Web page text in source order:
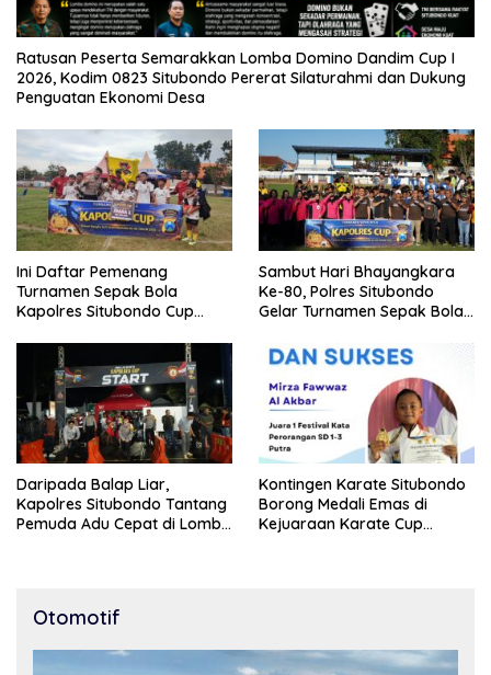
Ratusan Peserta Semarakkan Lomba Domino Dandim Cup I
2026, Kodim 0823 Situbondo Pererat Silaturahmi dan Dukung
Penguatan Ekonomi Desa
Ini Daftar Pemenang
Turnamen Sepak Bola
Kapolres Situbondo Cup
10 Tahun
Sambut Hari Bhayangkara
Ke-80, Polres Situbondo
Gelar Turnamen Sepak Bola
Daripada Balap Liar,
Kapolres Situbondo Tantang
Pemuda Adu Cepat di Lomba
Kontingen Karate Situbondo
Borong Medali Emas di
Kejuaraan Karate Cup
Otomotif